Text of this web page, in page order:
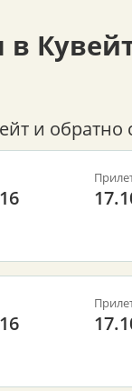
и обратно